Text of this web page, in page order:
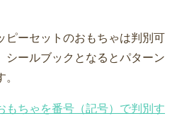
ピーセットのおもちゃは判別可
シールブックとなるとパターン
もちゃを番号（記号）で判別す